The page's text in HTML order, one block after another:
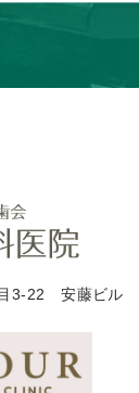
目3-22 安藤ビル